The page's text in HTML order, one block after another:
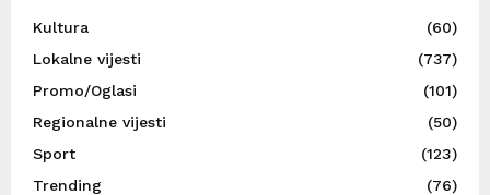
Kultura
(60)
Lokalne vijesti
(737)
Promo/Oglasi
(101)
Regionalne vijesti
(50)
Sport
(123)
Trending
(76)